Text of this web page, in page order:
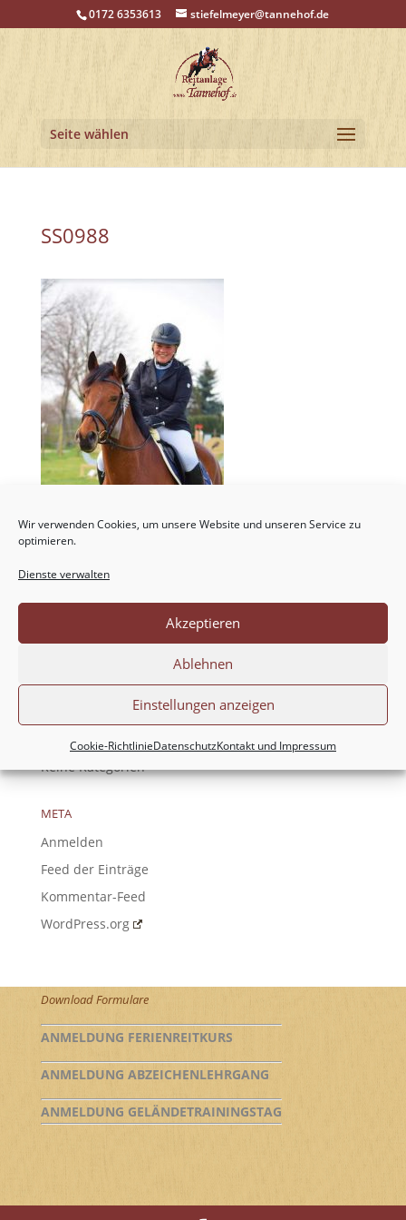
Wir verwenden Cookies, um unsere Website und unseren Service zu
optimieren.
Dienste verwalten
Akzeptieren
Ablehnen
Einstellungen anzeigen
Cookie-RichtlinieDatenschutzKontakt und Impressum
0172 6353613 stiefelmeyer@tannehof.de
Seite wählen
SS0988
NEUESTE KOMMENTARE
ARCHIV
KATEGORIEN
Keine Kategorien
META
Anmelden
Feed der Einträge
Kommentar-Feed
WordPress.org
Download Formulare
ANMELDUNG FERIENREITKURS
ANMELDUNG ABZEICHENLEHRGANG
ANMELDUNG GELÄNDETRAININGSTAG